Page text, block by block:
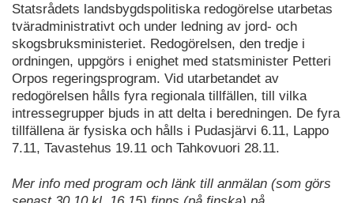
Statsrådets landsbygdspolitiska redogörelse utarbetas
tväradministrativt och under ledning av jord- och
skogsbruksministeriet. Redogörelsen, den tredje i
ordningen, uppgörs i enighet med statsminister Petteri
Orpos regeringsprogram. Vid utarbetandet av
redogörelsen hålls fyra regionala tillfällen, till vilka
intressegrupper bjuds in att delta i beredningen. De fyra
tillfällena är fysiska och hålls i Pudasjärvi 6.11, Lappo
7.11, Tavastehus 19.11 och Tahkovuori 28.11.
Mer info med program och länk till anmälan (som görs